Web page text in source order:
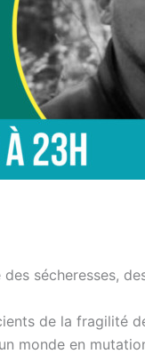
sécheresses,
de la fragilité
monde en